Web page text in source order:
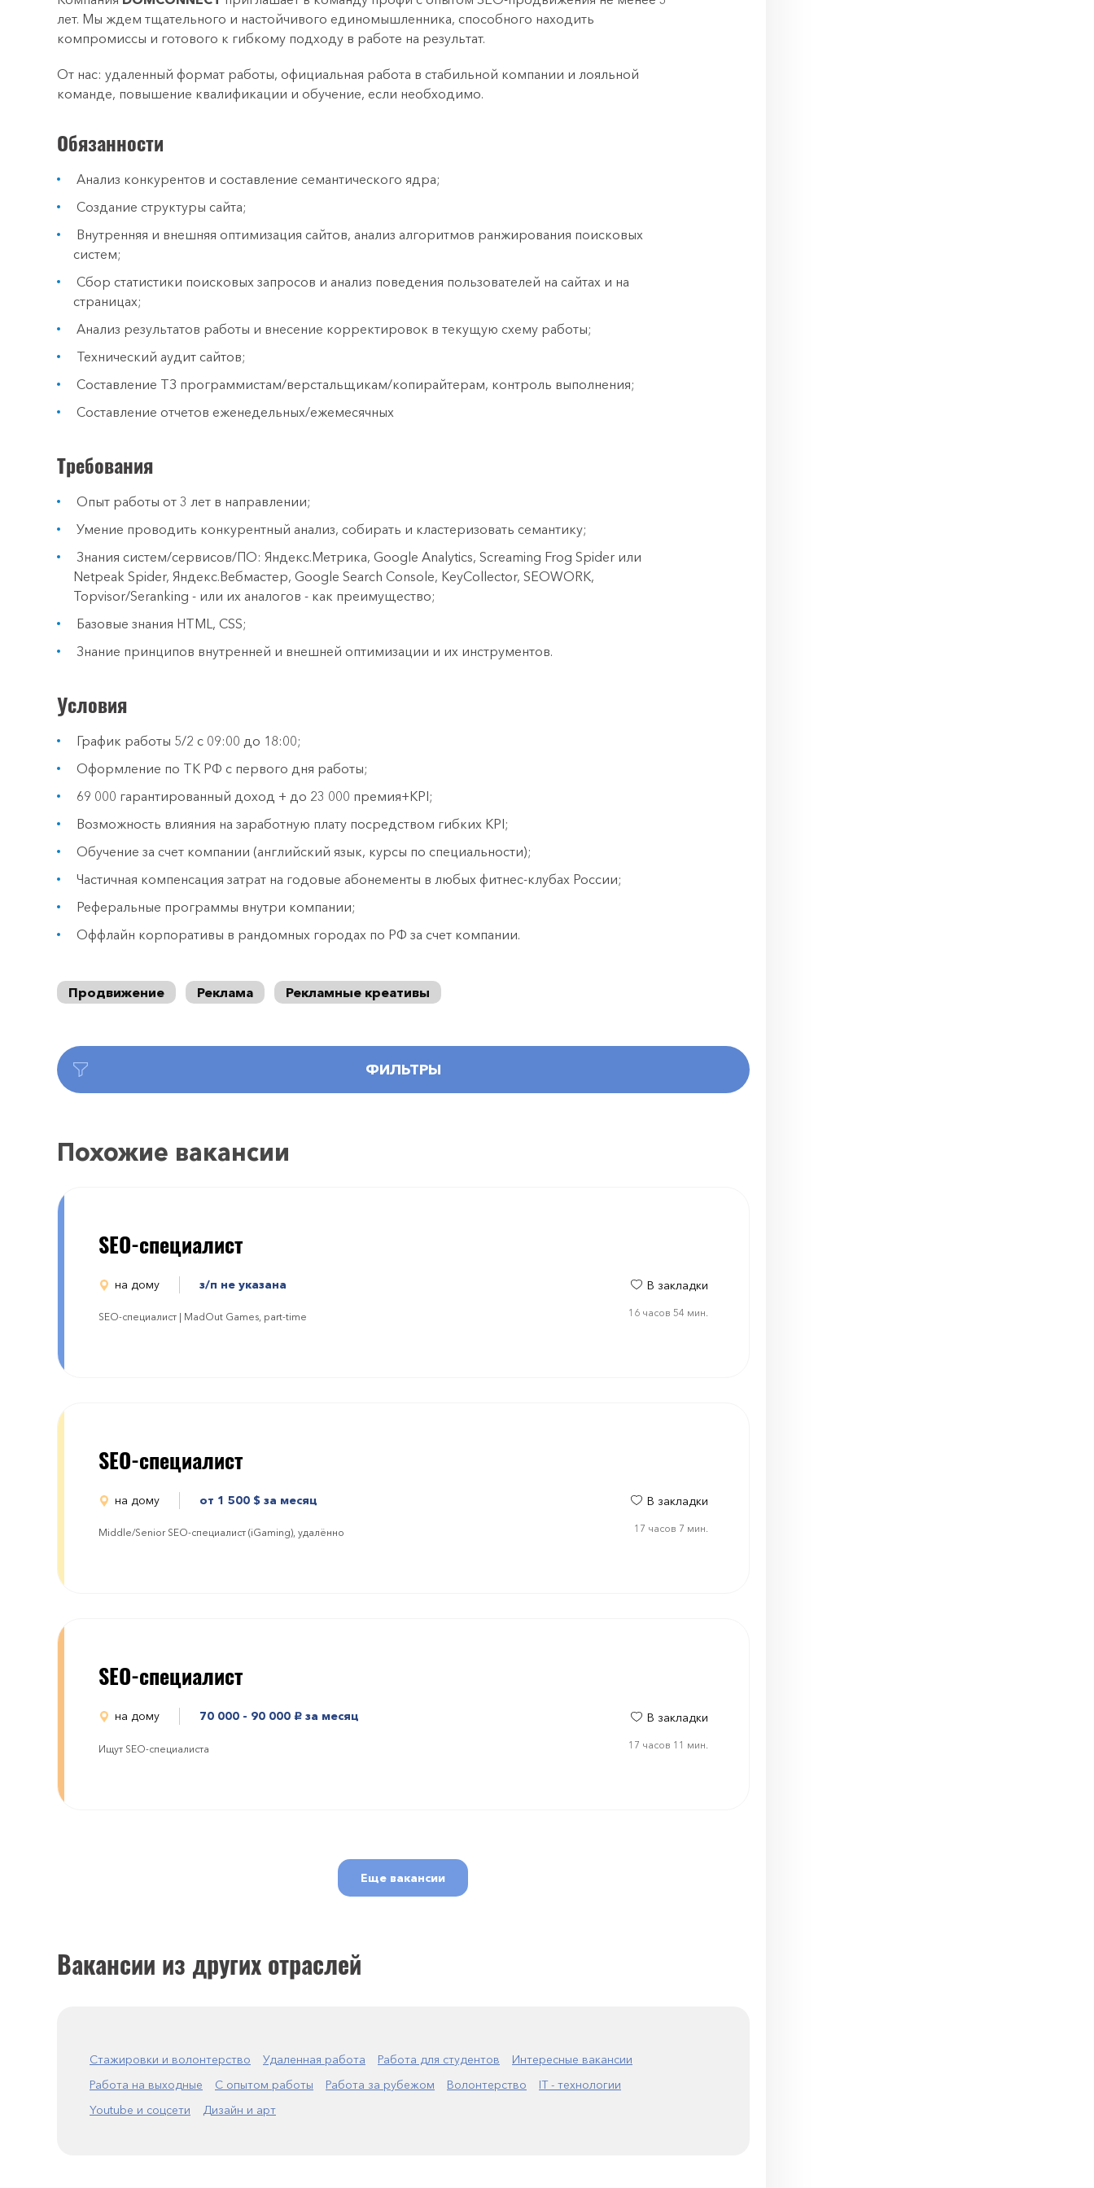
лет. Мы ждем тщательного и настойчивого единомышленника, способного находить
компромиссы и готового к гибкому подходу в работе на результат.
От нас: удаленный формат работы, официальная работа в стабильной компании и лояльной
команде, повышение квалификации и обучение, если необходимо.
Обязанности
Анализ конкурентов и составление семантического ядра;
Создание структуры сайта;
Внутренняя и внешняя оптимизация сайтов, анализ алгоритмов ранжирования поисковых
систем;
Сбор статистики поисковых запросов и анализ поведения пользователей на сайтах и на
страницах;
Анализ результатов работы и внесение корректировок в текущую схему работы;
Технический аудит сайтов;
Составление ТЗ программистам/верстальщикам/копирайтерам, контроль выполнения;
Составление отчетов еженедельных/ежемесячных
Требования
Опыт работы от 3 лет в направлении;
Умение проводить конкурентный анализ, собирать и кластеризовать семантику;
Знания систем/сервисов/ПО: Яндекс.Метрика, Gоogle Analytics, Screaming Frog Spider или
Netpeak Spider, Яндекс.Вебмастер, Google Search Console, KeyCollector, SEOWORK,
Topvisor/Seranking - или их аналогов - как преимущество;
Базовые знания HTML, CSS;
Знание принципов внутренней и внешней оптимизации и их инструментов.
Условия
График работы 5/2 с 09:00 до 18:00;
Оформление по ТК РФ с первого дня работы;
69 000 гарантированный доход + до 23 000 премия+KPI;
Возможность влияния на заработную плату посредством гибких KPI;
Обучение за счет компании (английский язык, курсы по специальности);
Частичная компенсация затрат на годовые абонементы в любых фитнес-клубах России;
Реферальные программы внутри компании;
Оффлайн корпоративы в рандомных городах по РФ за счет компании.
Продвижение Реклама Рекламные креативы
ФИЛЬТРЫ
Похожие вакансии
SEO-специалист
на дому з/п не указана
SEO-специалист | MadOut Games, part-time
В закладки
16 часов 54 мин.
SEO-специалист
на дому от 1 500 $ за месяц
Middle/Senior SEO-специалист (iGaming), удалённо
В закладки
17 часов 7 мин.
SEO-специалист
на дому 70 000 - 90 000 руб. за месяц
Ищут SEO-специалиста
В закладки
17 часов 11 мин.
Еще вакансии
Вакансии из других отраслей
Стажировки и волонтерство Удаленная работа Работа для студентов
Интересные вакансии
Работа на выходные
С опытом работы Работа за рубежом Волонтерство
IT - технологии
Youtube и соцсети
Дизайн и арт